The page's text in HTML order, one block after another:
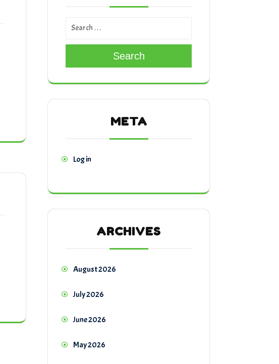
Search
META
Log in
ARCHIVES
August 2026
July 2026
June 2026
May 2026